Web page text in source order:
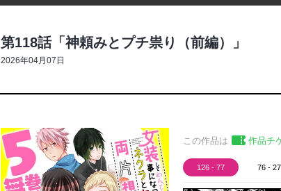
第118話「神頼みとプチ祟り（前編）」
2026年04月07日
この作品は 作品チ
126 - 77 76 - 27